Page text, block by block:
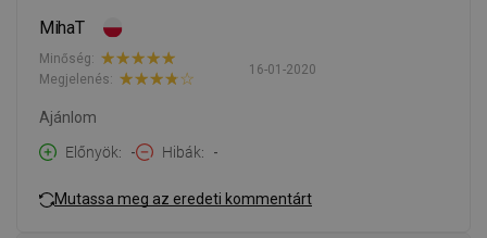
MihaT
16-01-2020
Minőség:
Megjelenés:
Ajánlom
Előnyök
- Hibák -
Mutassa meg az eredeti kommentárt